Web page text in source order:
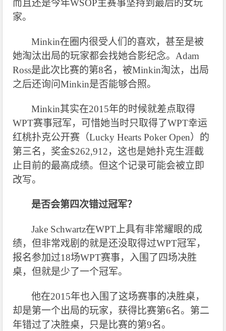
而且还是今年WSOP主赛事坚持到最后的女玩
家。
Minkin在圈内很受人们的喜欢，甚至是被
她淘汰出局的玩家都会找她合影纪念。Adam
Ross是此次比赛的第8名，被Minkin淘汰，出局
之后还询问Minkin是否能够合照。
Minkin其实在2015年的时候就差点取得
WPT赛事冠军，可惜她当时只取得了WPT幸运
红桃扑克公开赛（Lucky Hearts Poker Open）的
第三名，奖金$262,912，这也是她扑克生涯截
止目前的最高成绩。但这个记录可能会被立即
改写。
是否会第四次错过冠军？
Jake Schwartz在WPT上具有非常耀眼的成
绩，但非常戏剧的就是还没取得过WPT冠军，
报名参加过18场WPT赛事，入围了四场决胜
桌，但就是少了一个冠军。
他在2015年也入围了这场赛事的决胜桌，
却是第一个出局的玩家，获得比赛第6名。第二
年错过了决胜桌，只是比赛的第9名。